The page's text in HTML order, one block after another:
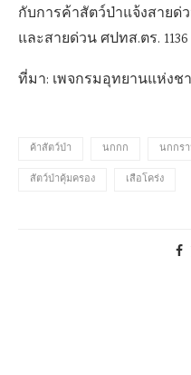
กับการค้าสัตว์ป่าแจ้งสายด่
และสายด่วน ศปทส.ตร. 1136
ที่มา: เพจกรมอุทยานแห่ง
ค้าสัตว์ป่า นกกก นกกร
สัตว์ป่าคุ้มครอง เสือโคร่ง